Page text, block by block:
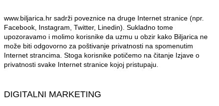
www.biljarica.hr sadrži poveznice na druge Internet stranice (npr.
Facebook, Instagram, Twitter, Linedin). Sukladno tome
upozoravamo i molimo korisnike da uzmu u obzir kako Biljarica ne
može biti odgovorno za poštivanje privatnosti na spomenutim
Internet strancima. Stoga korisnike potičemo na čitanje Izjave o
privatnosti svake Internet stranice kojoj pristupaju.
DIGITALNI MARKETING